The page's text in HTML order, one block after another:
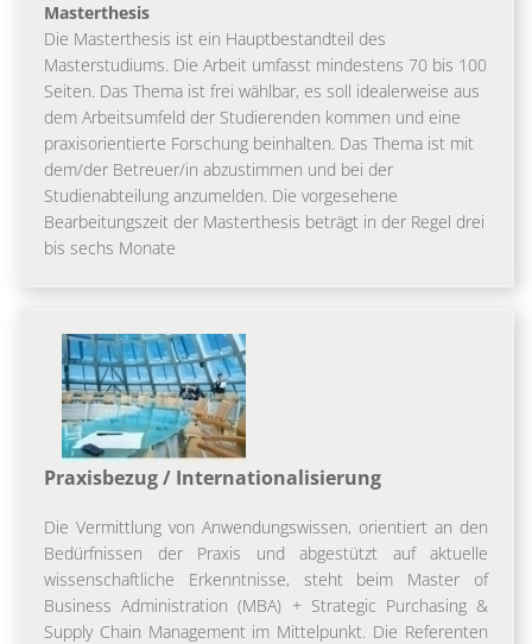
Masterthesis
Die Masterthesis ist ein Hauptbestandteil des
Masterstudiums. Die Arbeit umfasst mindestens 70 bis 100
Seiten. Das Thema ist frei wählbar, es soll idealerweise aus
dem Arbeitsumfeld der Studierenden kommen und eine
praxisorientierte Forschung beinhalten. Das Thema ist mit
dem/der Betreuer/in abzustimmen und bei der
Studienabteilung anzumelden. Die vorgesehene
Bearbeitungszeit der Masterthesis beträgt in der Regel drei
bis sechs Monate
Praxisbezug / Internationalisierung
Die Vermittlung von Anwendungswissen, orientiert an den
Bedürfnissen der Praxis und abgestützt auf aktuelle
wissenschaftliche Erkenntnisse, steht beim Master of
Business Administration (MBA) + Strategic Purchasing &
Supply Chain Management im Mittelpunkt. Die Referenten